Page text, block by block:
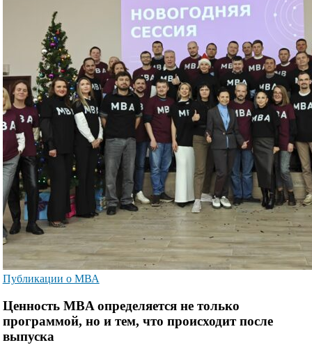
Публикации о МВА
Ценность MBA определяется не только
программой, но и тем, что происходит после
выпуска